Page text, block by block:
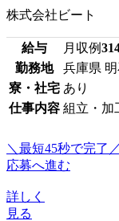
株式会社ビート
給与 月収例
勤務地
兵庫県
寮・社宅 あり
仕事内容 組立・加
＼最短45秒で完了／
応募へ進む
詳しく
見る